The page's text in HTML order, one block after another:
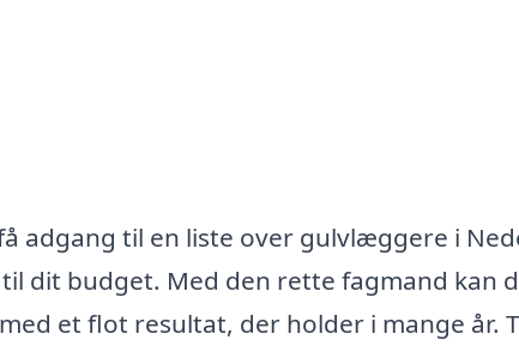
adgang til en liste over gulvlæggere i
dit budget. Med den rette fagmand kan
et flot resultat, der holder i mange år.